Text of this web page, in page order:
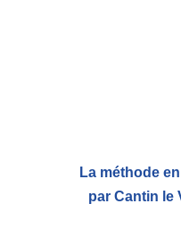
La méthode en
par Cantin le